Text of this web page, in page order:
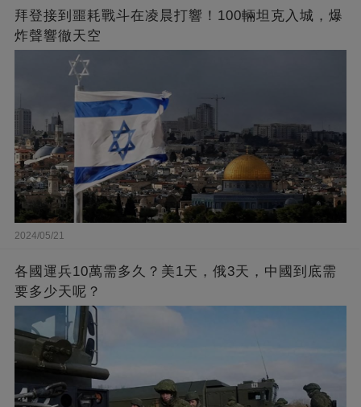
拜登接到噩耗戰斗在凌晨打響！100輛坦克入城，爆
炸聲響徹天空
2024/05/21
各國運兵10萬需多久？美1天，俄3天，中國到底需
要多少天呢？